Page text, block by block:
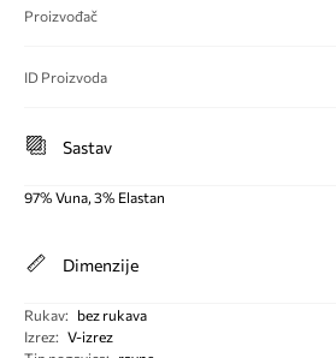
Proizvođač
ID Proizvoda
Sastav
97% Vuna, 3% Elastan
Dimenzije
Rukav:
bez rukava
Izrez: V-izrez